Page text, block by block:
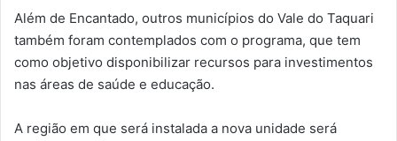
Além de Encantado, outros municípios do Vale do Taquari
também foram contemplados com o programa, que tem
como objetivo disponibilizar recursos para investimentos
nas áreas de saúde e educação.
A região em que será instalada a nova unidade será